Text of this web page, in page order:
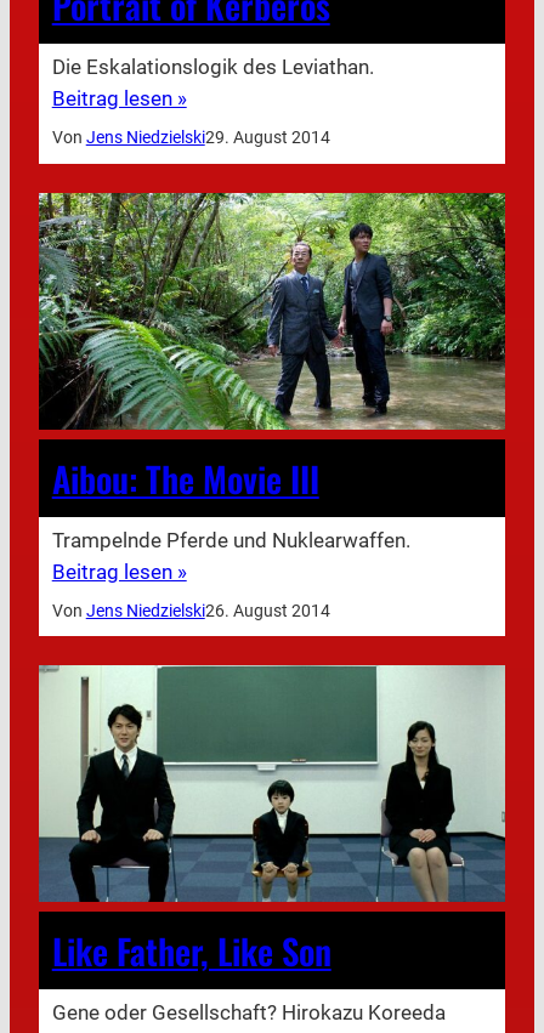
Die Eskalationslogik des Leviathan.
Beitrag lesen »
Von Jens Niedzielski29. August 2014
Aibou: The Movie III
Trampelnde Pferde und Nuklearwaffen.
Beitrag lesen »
Von Jens Niedzielski26. August 2014
Like Father, Like Son
Gene oder Gesellschaft? Hirokazu Koreeda